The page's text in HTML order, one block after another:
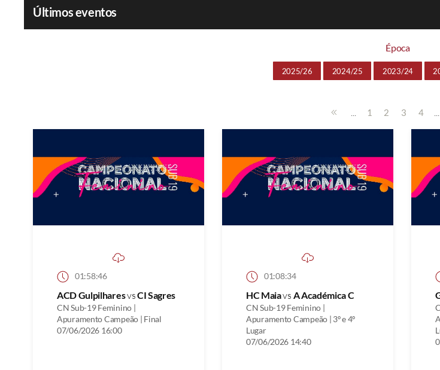
Últimos eventos
Época
2025/26 2024/25 2023/24
... 1 2 3 4 ...
01:58:46
ACD GulpilharesvsCI Sagres
CN Sub-19 Feminino |
Apuramento Campeão | Final
07/06/2026 16:00
01:08:34
HC Maiavs A Académica C
CN Sub-19 Feminino |
Apuramento Campeão | 3º e 4º
Lugar
07/06/2026 14:40